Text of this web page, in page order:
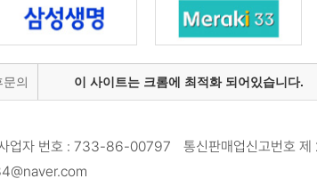
의 이 사이트는 크롬에 최적화 되어있습니다.
업자 번호 : 733-86-00797 통신판매업신고번호